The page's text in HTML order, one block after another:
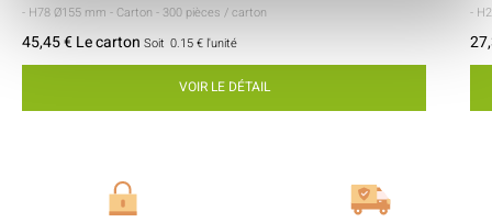
- H78 Ø155 mm - Carton - 300 pièces / carton
45,45 € Le carton Soit 0.15 €l'unité
VOIR LE DÉTAIL
-